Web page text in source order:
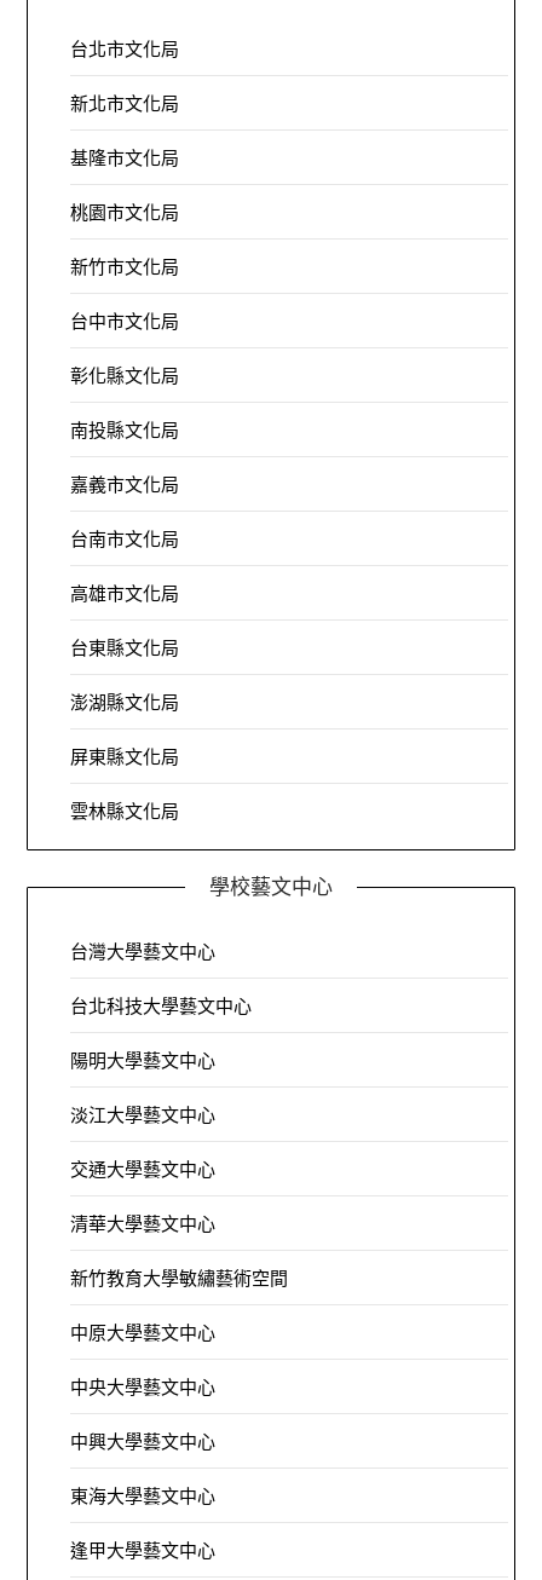
台北市文化局
新北市文化局
基隆市文化局
桃園市文化局
新竹市文化局
台中市文化局
彰化縣文化局
南投縣文化局
嘉義市文化局
台南市文化局
高雄市文化局
台東縣文化局
澎湖縣文化局
屏東縣文化局
雲林縣文化局
學校藝文中心
台灣大學藝文中心
台北科技大學藝文中心
陽明大學藝文中心
淡江大學藝文中心
交通大學藝文中心
清華大學藝文中心
新竹教育大學敏繡藝術空間
中原大學藝文中心
中央大學藝文中心
中興大學藝文中心
東海大學藝文中心
逢甲大學藝文中心